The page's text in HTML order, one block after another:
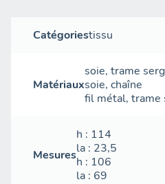
Catégoriestissu
Matériaux
soie, trame
soie, chaîne
fil métal, trame
Mesures
h : 114
la : 23,5
h : 106
la : 69